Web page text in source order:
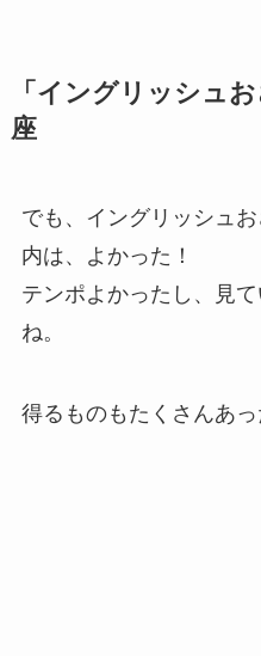
「イングリッシュ
座
でも、イングリッシュ
内は、よかった！
テンポよかったし、見
ね。
得るものもたくさんあっ